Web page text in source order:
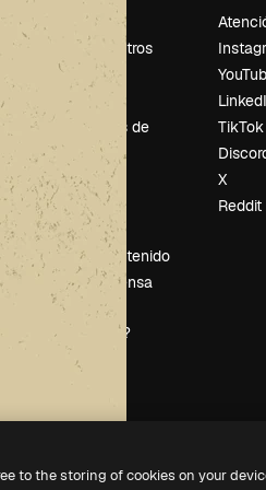
Precios
Sobre nosotros
Reviews
Empleo
Tendencias de
búsqueda
Blog
Eventos
Slidesgo
Vender contenido
Sala de prensa
¿Buscas
magnific.ai?
TikTok
X
Reddit
to the storing of cookies on your